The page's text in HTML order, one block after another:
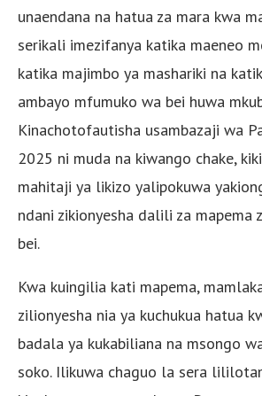
unaendana na hatua za mara kwa
serikali imezifanya katika maeneo
katika majimbo ya mashariki na
ambayo mfumuko wa bei huwa
Kinachotofautisha usambazaji wa
2025 ni muda na kiwango chake,
mahitaji ya likizo yalipokuwa
ndani zikionyesha dalili za mapema
bei.
Kwa kuingilia kati mapema,
zilionyesha nia ya kuchukua hatua
badala ya kukabiliana na msongo
soko. Ilikuwa chaguo la sera